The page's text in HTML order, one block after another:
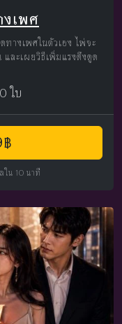
เพศ
างเพศในตัวเอง ไพ่จะ
ละเผยวิธีเพิ่มแรงดึงดูด
ใบ
฿
น 10 นาที